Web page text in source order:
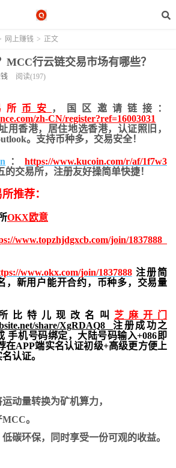
网上赚钱 > 正文
MCC行云链交易市场有哪些？
阅读(197)
所 币安
，国区邀请链接：
zh-CN/register?ref=16003031
用香港，居住地选香港，认证照旧，
。支持币种多，交易安全！
：https://www.kucoin.com/r/af/1f7w3
交易所，注册友好操简单快捷！
推荐：
OKX欧意
www.topzhjdgxcb.com/join/1837888
www.okx.com/join/1837888注册简
，新用户能开合约， 币种多，交易量
比特儿现改名叫 芝麻开门
share/XgRDAQ8 注册成功之
手机号码绑定，大陆号码输入+086即
在APP端实名认证初级+高级更方便上
认证。
动量转换为矿机算力，
。
碳环保，同时享受一份可观的收益。